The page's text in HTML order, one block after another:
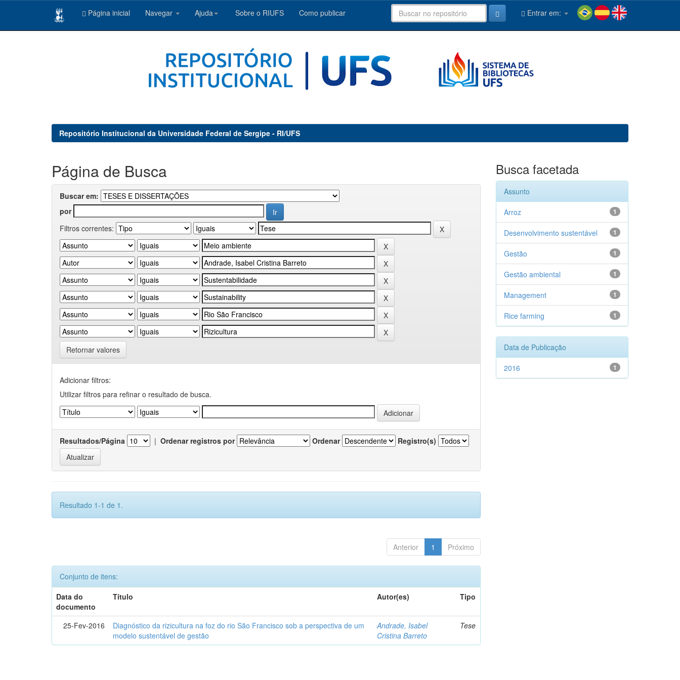
Página inicial Navegar Ajuda Sobre o RIUFS Como publicar Entrar em:
Repositório Institucional da Universidade Federal de Sergipe - RI/UFS
Página de Busca
Buscar em:
por
Filtros correntes:
Retornar valores
Adicionar filtros:
Utilizar filtros para refinar o resultado de busca.
Resultados/Página | Ordenar registros por Ordenar Registro(s)
Resultado 1-1 de 1.
Anterior 1 Próximo
Conjunto de itens:
Data do
documento
Título Autor(es) Tipo
25-Fev-2016
Diagnóstico da rizicultura na foz do rio São Francisco sob a perspectiva de um
modelo sustentável de gestão
Andrade, Isabel
Cristina Barreto
Tese
Busca facetada
Assunto
1
Arroz
1
Desenvolvimento sustentável
1
Gestão
1
Gestão ambiental
1
Management
1
Rice farming
Data de Publicação
1
2016